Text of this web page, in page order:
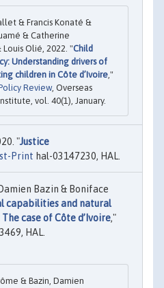
& Francis Konaté &
& Catherine
Olié, 2022. "Child
Understanding drivers of
children in Côte d’Ivoire ,"
Review, Overseas
vol. 40(1), January.
"Justice
Print hal-03147230, HAL.
Bazin & Boniface
capabilities and natural
case of Côte d’Ivoire,"
HAL.
& Bazin, Damien